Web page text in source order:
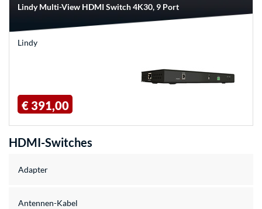
Lindy Multi-View HDMI Switch 4K30, 9 Port
Lindy
€ 391,00
HDMI-Switches
Adapter
Antennen-Kabel